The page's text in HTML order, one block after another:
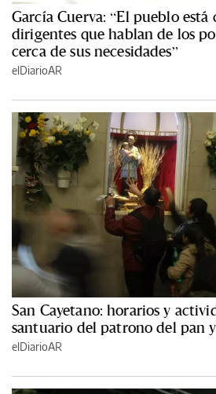
García Cuerva: “El pueblo está
dirigentes que hablan de los
cerca de sus necesidades”
elDiarioAR
San Cayetano: horarios y
santuario del patrono del pan
elDiarioAR